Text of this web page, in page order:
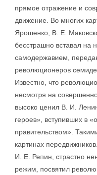
прямое отражение и
движение. Во многих
Ярошенко, В. Е.
бесстрашно вставал на
самодержавием,
революционеров
Известно, что
несмотря на
высоко ценил В. И.
героев», вступивших в
правительством».
картинах передвижников.
И. Е. Репин, страстно
режим, посвятил